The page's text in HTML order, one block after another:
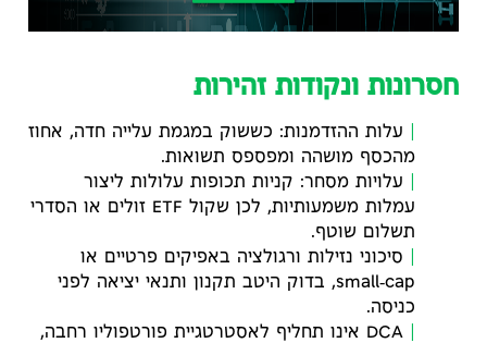
חסרונות ונקודות זהירות
עלות ההזדמנות: כששוק במגמת עלייה חדה, אחוז
מהכסף מושהה ומפספס תשואות.
עלויות מסחר: קניות תכופות עלולות ליצור
עמלות משמעותיות, לכן שקול ETF זולים או הסדרי
תשלום שוטף.
סיכוני נזילות ורגולציה באפיקים פרטיים או
small‑cap, בדוק היטב תקנון ותנאי יציאה לפני
כניסה.
DCA אינו תחליף לאסטרטגיית פורטפוליו רחבה,